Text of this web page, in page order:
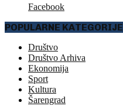
Facebook
POPULARNE KATEGORIJE
Društvo
Društvo Arhiva
Ekonomija
Sport
Kultura
Šarengrad